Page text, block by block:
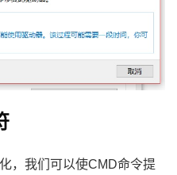
，我们可以使CMD命令提